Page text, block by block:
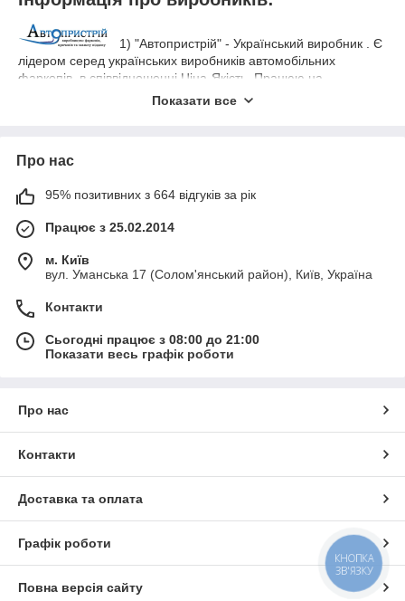
1) "Автопристрій" - Український виробник . Є
лідером серед українських виробників автомобільних
фаркопів, в співвідношенні Ціна-Якість. Працюю на
сучасному обладнанні, яке відповідає всім Укр. і Євро -
виріб від небажаної корозії. Фаркопи варяться за
фаркоп стає на штатні місця з високою точністю. У комплекті
проблем. КупитифаркопVolkswagen Golf 2 (1983-
1991)
За більш детальною інформацією і для замовлення
093-527-66-65
050-157-44-46
Показати все
Про нас
95% позитивних з 664 відгуків за рік
Працює з 25.02.2014
м. Київ
вул. Уманська 17 (Солом'янський район), Київ, Україна
Контакти
Сьогодні працює з 08:00 до 21:00
Показати весь графік роботи
Про нас
Контакти
Доставка та оплата
Графік роботи
Повна версія сайту
КНОПКА
ЗВ'ЯЗКУ